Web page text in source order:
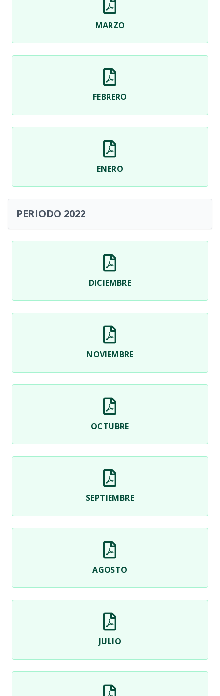
MARZO
FEBRERO
ENERO
PERIODO 2022
DICIEMBRE
NOVIEMBRE
OCTUBRE
SEPTIEMBRE
AGOSTO
JULIO